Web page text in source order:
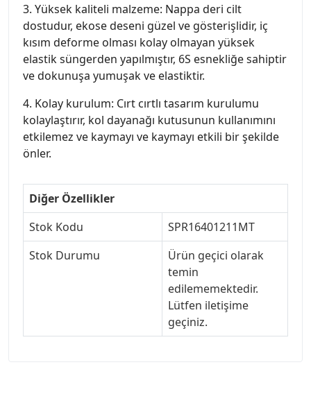
3. Yüksek kaliteli malzeme: Nappa deri cilt
dostudur, ekose deseni güzel ve gösterişlidir, iç
kısım deforme olması kolay olmayan yüksek
elastik süngerden yapılmıştır, 6S esnekliğe sahiptir
ve dokunuşa yumuşak ve elastiktir.
4. Kolay kurulum: Cırt cırtlı tasarım kurulumu
kolaylaştırır, kol dayanağı kutusunun kullanımını
etkilemez ve kaymayı ve kaymayı etkili bir şekilde
önler.
Diğer Özellikler
Stok Kodu
SPR16401211MT
Stok Durumu
Ürün geçici olarak
temin
edilememektedir.
Lütfen iletişime
geçiniz.